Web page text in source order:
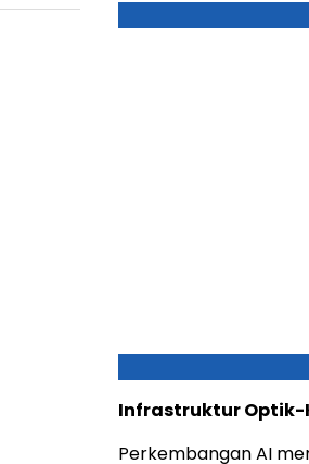
Infrastruktur Optik-
Perkembangan AI